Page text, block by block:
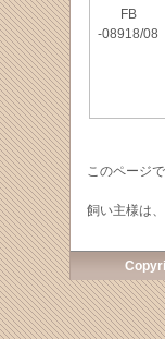
FB
-08918/08
このページ
飼い主様は